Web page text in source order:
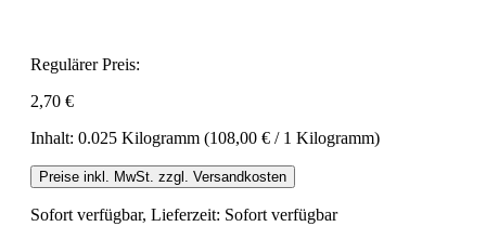
Regulärer Preis:
2,70 €
Inhalt: 0.025 Kilogramm (108,00 € / 1 Kilogramm)
Preise inkl. MwSt. zzgl. Versandkosten
Sofort verfügbar, Lieferzeit: Sofort verfügbar